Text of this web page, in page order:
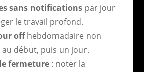
sans notificationspar jour
le travail profond.
offhebdomadaire non
au début, puis un jour.
fermeture: noter la